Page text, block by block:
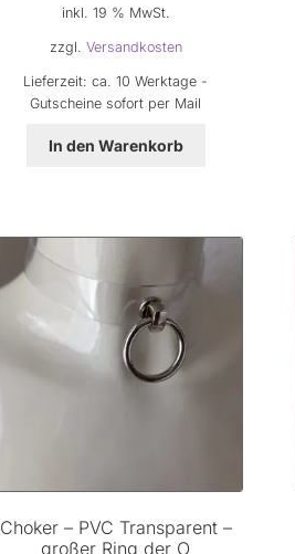
war:
35,00 € 25,00 €.
inkl. 19 % MwSt.
zzgl. Versandkosten
Lieferzeit:ca. 10 Werktage -
Gutscheine sofort per Mail
In den Warenkorb
Choker – PVC Transparent –
großer Ring der O